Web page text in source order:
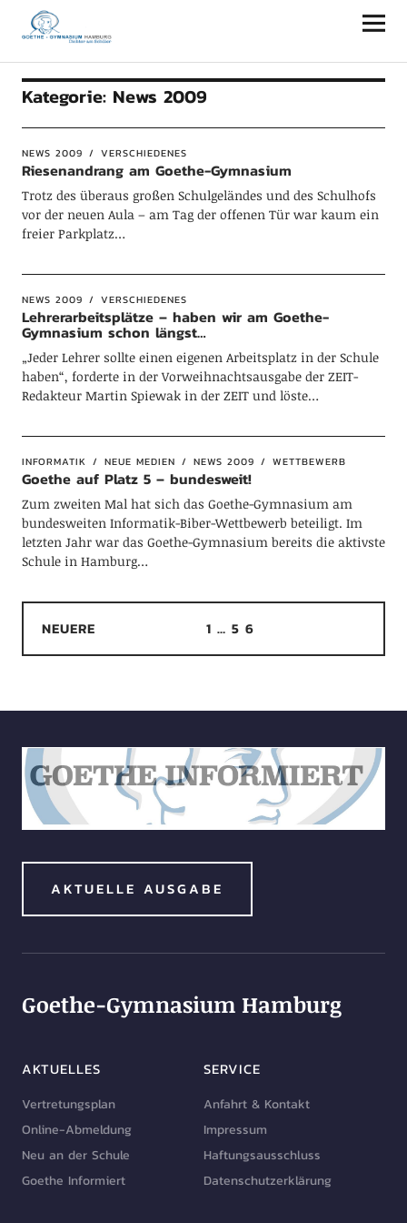
Goethe-Gymnasium Hamburg
Kategorie: News 2009
NEWS 2009 VERSCHIEDENES
Riesenandrang am Goethe-Gymnasium
Trotz des überaus großen Schulgeländes und des Schulhofs
vor der neuen Aula – am Tag der offenen Tür war kaum ein
freier Parkplatz…
NEWS 2009 VERSCHIEDENES
Lehrerarbeitsplätze – haben wir am Goethe-
Gymnasium schon längst…
„Jeder Lehrer sollte einen eigenen Arbeitsplatz in der Schule
haben“, forderte in der Vorweihnachtsausgabe der ZEIT-
Redakteur Martin Spiewak in der ZEIT und löste…
INFORMATIK NEUE MEDIEN NEWS 2009 WETTBEWERB
Goethe auf Platz 5 – bundesweit!
Zum zweiten Mal hat sich das Goethe-Gymnasium am
bundesweiten Informatik-Biber-Wettbewerb beteiligt. Im
letzten Jahr war das Goethe-Gymnasium bereits die aktivste
Schule in Hamburg…
NEUERE 1 … 5 6
AKTUELLE AUSGABE
Goethe-Gymnasium Hamburg
AKTUELLES
Vertretungsplan
Online-Abmeldung
Neu an der Schule
Goethe Informiert
SERVICE
Anfahrt & Kontakt
Impressum
Haftungsausschluss
Datenschutzerklärung